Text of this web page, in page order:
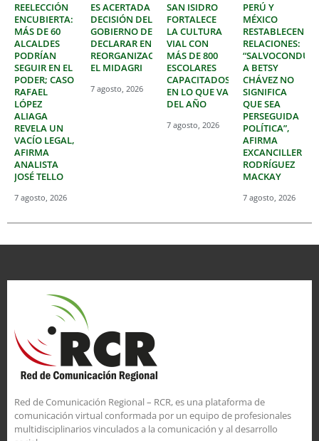
REELECCIÓN
ENCUBIERTA:
MÁS DE 60
ALCALDES
PODRÍAN
SEGUIR EN EL
PODER; CASO
RAFAEL
LÓPEZ
ALIAGA
REVELA UN
VACÍO LEGAL,
AFIRMA
ANALISTA
JOSÉ TELLO
7 agosto, 2026
ES ACERTADA
DECISIÓN DEL
GOBIERNO DE
DECLARAR EN
REORGANIZACIÓN
EL MIDAGRI
7 agosto, 2026
SAN ISIDRO
FORTALECE
LA CULTURA
VIAL CON
MÁS DE 800
ESCOLARES
CAPACITADOS
EN LO QUE VA
DEL AÑO
7 agosto, 2026
PERÚ Y
MÉXICO
RESTABLECEN
RELACIONES:
A BETSY
CHÁVEZ NO
SIGNIFICA
QUE SEA
PERSEGUIDA
POLÍTICA”,
AFIRMA
EXCANCILLER
RODRÍGUEZ
MACKAY
7 agosto, 2026
Red de Comunicación Regional – RCR, es una plataforma de
comunicación virtual conformada por un equipo de profesionales
multidisciplinarios vinculados a la comunicación y al desarrollo